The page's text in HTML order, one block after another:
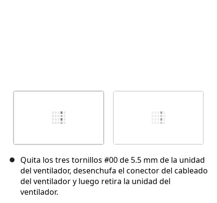
Quita los tres tornillos #00 de 5.5 mm de la unidad
del ventilador, desenchufa el conector del cableado
del ventilador y luego retira la unidad del
ventilador.